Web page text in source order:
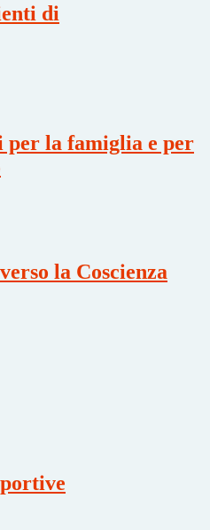
di
la famiglia e per
la Coscienza